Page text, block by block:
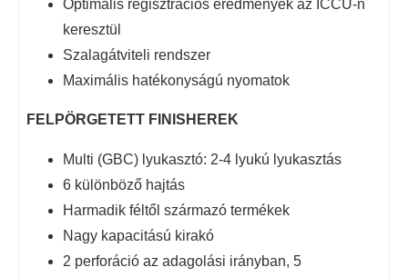
Optimális regisztrációs eredmények az ICCU-n
keresztül
Szalagátviteli rendszer
Maximális hatékonyságú nyomatok
FELPÖRGETETT FINISHEREK
Multi (GBC) lyukasztó: 2-4 lyukú lyukasztás
6 különböző hajtás
Harmadik féltől származó termékek
Nagy kapacitású kirakó
2 perforáció az adagolási irányban, 5